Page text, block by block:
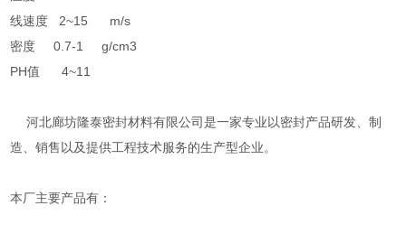
线速度 2~15 m/s
密度 0.7-1 g/cm3
PH值 4~11
河北廊坊隆泰密封材料有限公司是一家专业以密封产品研发、制
造、销售以及提供工程技术服务的生产型企业。
本厂主要产品有：